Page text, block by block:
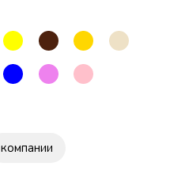
компании